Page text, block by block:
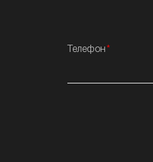
Телефон